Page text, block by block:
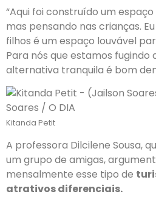
“Aqui foi construído um
mas pensando nas crianças.
filhos é um espaço louvável
Para nós que estamos fugindo
alternativa tranquila é bom
Soares / O DIA
Kitanda Petit
A professora Dilcilene Sousa,
um grupo de amigas,
mensalmente esse tipo de
atrativos diferenciais.